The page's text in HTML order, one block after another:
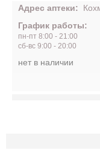
Адрес аптеки:
График работы:
пн-пт 8:00 - 21:00
сб-вс 9:00 - 20:00
нет в наличии